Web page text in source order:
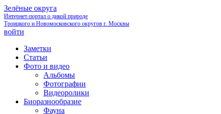
Зелёные округа
Интернет-портал о дикой природе
Троицкого и Новомосковского округов г. Москвы
войти
Заметки
Статьи
Фото и видео
Альбомы
Фотографии
Видеоролики
Биоразнообразие
Фауна